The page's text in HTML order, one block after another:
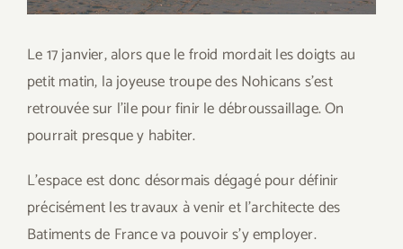
Le 17 janvier, alors que le froid mordait les doigts au
petit matin, la joyeuse troupe des Nohicans s’est
retrouvée sur l’ile pour finir le débroussaillage. On
pourrait presque y habiter.
L’espace est donc désormais dégagé pour définir
précisément les travaux à venir et l’architecte des
Batiments de France va pouvoir s’y employer.